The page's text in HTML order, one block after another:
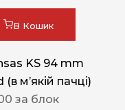
В Кошик
KS 94 mm
(в мʼякій пачці)
за блок